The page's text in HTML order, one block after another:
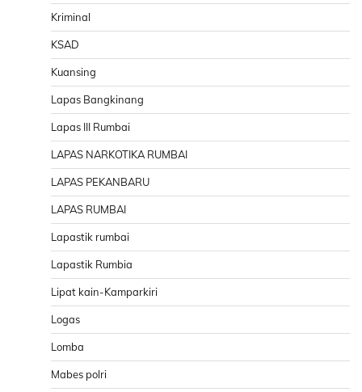
Kriminal
KSAD
Kuansing
Lapas Bangkinang
Lapas III Rumbai
LAPAS NARKOTIKA RUMBAI
LAPAS PEKANBARU
LAPAS RUMBAI
Lapastik rumbai
Lapastik Rumbia
Lipat kain-Kamparkiri
Logas
Lomba
Mabes polri